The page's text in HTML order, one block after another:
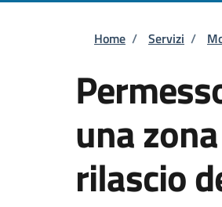
Briciole
Home / Servizi /
una
rilascio